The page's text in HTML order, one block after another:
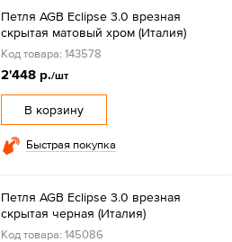
Петля AGB Eclipse 3.0 врезная
скрытая матовый хром (Италия)
Код товара: 143578
2'448 р./шт
В корзину
Быстрая покупка
Петля AGB Eclipse 3.0 врезная
скрытая черная (Италия)
Код товара: 145086